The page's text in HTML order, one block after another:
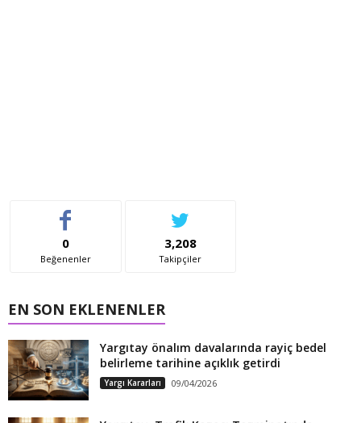
0
Beğenenler
3,208
Takipçiler
EN SON EKLENENLER
Yargıtay önalım davalarında rayiç bedel
belirleme tarihine açıklık getirdi
Yargı Kararları 09/04/2026